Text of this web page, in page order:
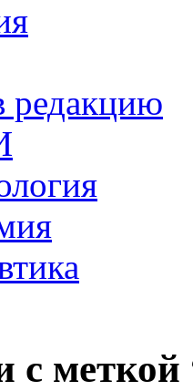
редакцию
с меткой